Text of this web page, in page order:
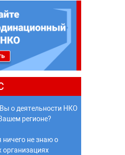
о деятельности НКО
регионе?
ничего не знаю о
организациях